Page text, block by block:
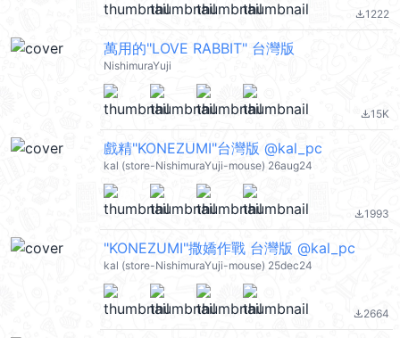
file_download1222
萬用的"LOVE RABBIT" 台灣版
NishimuraYuji
file_download15K
戲精"KONEZUMI"台灣版 @kal_pc
kal (store-NishimuraYuji-mouse) 26aug24
file_download1993
"KONEZUMI"撒嬌作戰 台灣版 @kal_pc
kal (store-NishimuraYuji-mouse) 25dec24
file_download2664